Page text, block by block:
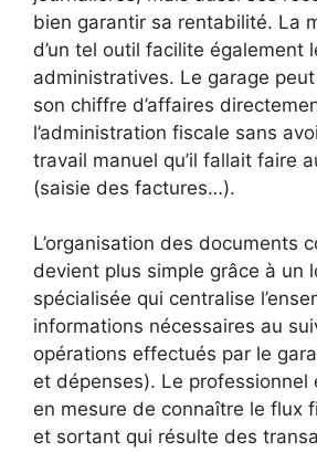
bien garantir sa rentabilité. La
d’un tel outil facilite également
administratives. Le garage
son chiffre d’affaires
l’administration fiscale sans
travail manuel qu’il fallait faire
(saisie des factures…).
L’organisation des documents
devient plus simple grâce à un
spécialisée qui centralise
informations nécessaires au
opérations effectués par le
et dépenses). Le professionnel
en mesure de connaître le flux
et sortant qui résulte des